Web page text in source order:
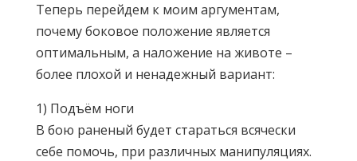
Теперь перейдем к моим аргументам,
почему боковое положение является
оптимальным, а наложение на животе –
более плохой и ненадежный вариант:
1) Подъём ноги
В бою раненый будет стараться всячески
себе помочь, при различных манипуляциях.